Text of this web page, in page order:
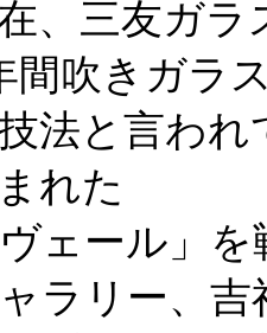
、三友ガラ
間吹きガラ
法と言われ
れた
ヴェール」
ラリー、吉